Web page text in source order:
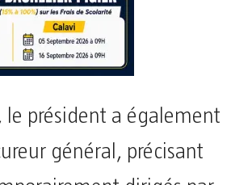
le président a également
général, précisant